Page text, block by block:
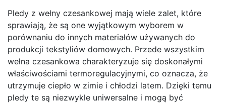
Pledy z wełny czesankowej mają wiele zalet, które
sprawiają, że są one wyjątkowym wyborem w
porównaniu do innych materiałów używanych do
produkcji tekstyliów domowych. Przede wszystkim
wełna czesankowa charakteryzuje się doskonałymi
właściwościami termoregulacyjnymi, co oznacza, że
utrzymuje ciepło w zimie i chłodzi latem. Dzięki temu
pledy te są niezwykle uniwersalne i mogą być